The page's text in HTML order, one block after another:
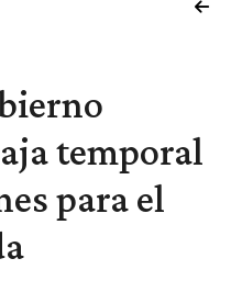
temporal
para el